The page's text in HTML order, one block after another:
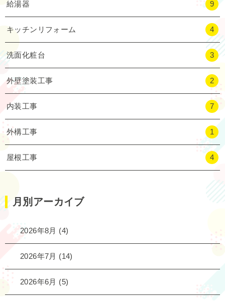
給湯器 9
キッチンリフォーム 4
洗面化粧台 3
外壁塗装工事 2
内装工事 7
外構工事 1
屋根工事 4
月別アーカイブ
2026年8月 (4)
2026年7月 (14)
2026年6月 (5)